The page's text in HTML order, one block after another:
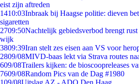
eist zijn aftreden
1410:03Inbraak bij Haagse politie: dieven
sigaretten
2709:50Nachtelijk gebiedsverbod brengt
wijk
3809:39Iran stelt zes eisen aan VS voor
2809/08MIVD-baas lekt via Strava routes
609/08Trailers kijken: de bioscoopreleases
7609/08Random Pics van de Dag #1980
109/08Uitslag AZ - ADO Den Haag